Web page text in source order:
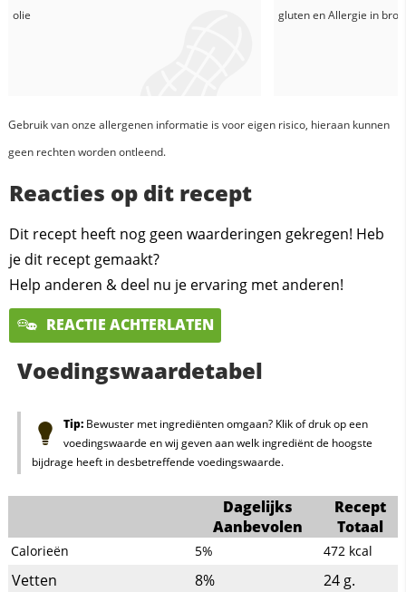
olie
gluten enAllergie in
Gebruik van onze allergenen informatie is voor eigen risico, hieraan kunnen
geen rechten worden ontleend.
Reacties op dit recept
Dit recept heeft nog geen waarderingen gekregen! Heb
je dit recept gemaakt?
Help anderen & deel nu je ervaring met anderen!
REACTIE ACHTERLATEN
Voedingswaardetabel
Tip:Bewuster met ingrediënten omgaan? Klik of druk op een
voedingswaarde en wij geven aan welk ingrediënt de hoogste
bijdrage heeft in desbetreffende voedingswaarde.
Dagelijks
Aanbevolen
Recept
Totaal
Calorieën 5% 472 kcal
Vetten 8% 24 g.